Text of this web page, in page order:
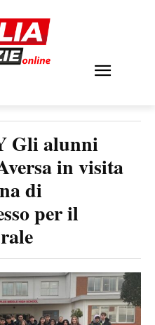
Gli alunni
in visita
di
per il